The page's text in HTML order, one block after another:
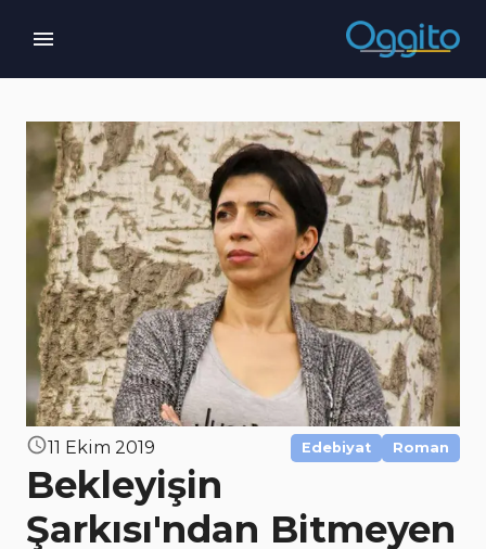
11 Ekim 2019 Edebiyat Roman
Bekleyişin
Şarkısı'ndan Bitmeyen